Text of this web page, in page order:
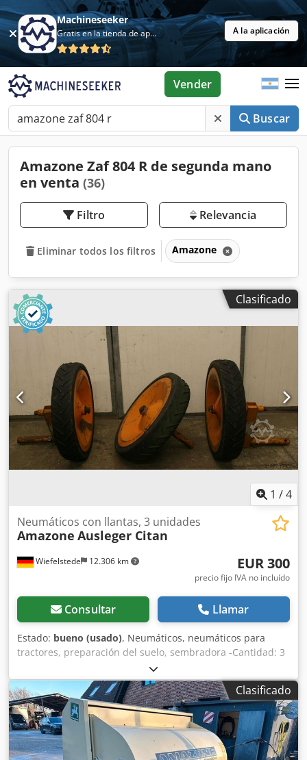
Machineseeker
Gratis en la tienda de aplicaciones A la aplicación
Buscar
Vender
Amazone Zaf 804 R de segunda mano
en venta (36)
Filtro Relevancia
Eliminar todos los filtros Amazone
Clasificado
1 /4
Wiefelstede 12.306 km
Neumáticos con llantas, 3 unidades
Amazone Ausleger Citan
EUR 300
precio fijo IVA no incluído
Consultar Llamar
Estado: bueno (usado), Neumáticos, neumáticos para
tractores, preparación del suelo, sembradora -Cantidad: 3
neumáticos de una sembradora Amazone -Tamaño del
neumático -Buje: Ø 40 mm Cjdpfeb A E Ufjx Aqvjrf -
Dimensión: Ø 750 -Precio total: por los 3 neumáticos -Peso:
51 kg/unidad
Clasificado